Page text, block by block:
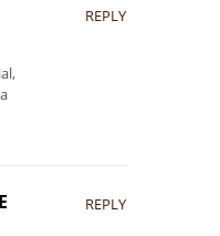
REPLY
REPLY